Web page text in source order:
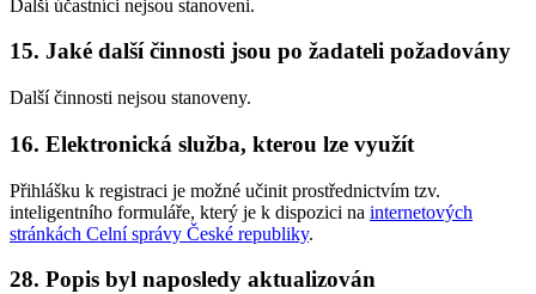
Další účastníci nejsou stanoveni.
15. Jaké další činnosti jsou po žadateli požadovány
Další činnosti nejsou stanoveny.
16. Elektronická služba, kterou lze využít
Přihlášku k registraci je možné učinit prostřednictvím tzv.
inteligentního formuláře, který je k dispozici na internetových
stránkách Celní správy České republiky.
28. Popis byl naposledy aktualizován